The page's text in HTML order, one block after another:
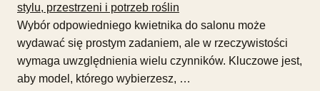
stylu, przestrzeni i potrzeb roślin
Wybór odpowiedniego kwietnika do salonu może
wydawać się prostym zadaniem, ale w rzeczywistości
wymaga uwzględnienia wielu czynników. Kluczowe jest,
aby model, którego wybierzesz, …